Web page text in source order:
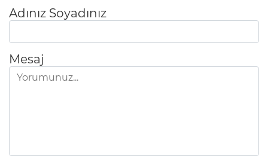
Adınız Soyadınız
Mesaj